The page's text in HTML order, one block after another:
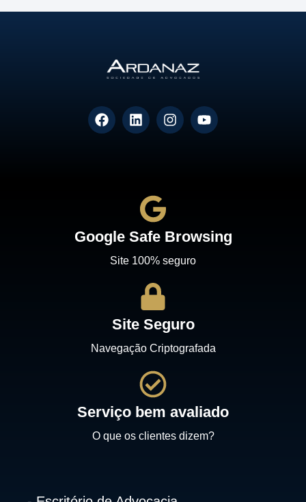
Google Safe Browsing
Site 100% seguro
Site Seguro
Navegação Criptografada
Serviço bem avaliado
O que os clientes dizem?